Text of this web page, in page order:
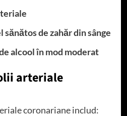
de zahăr din sânge
alcool în mod moderat
arteriale
coronariane includ: